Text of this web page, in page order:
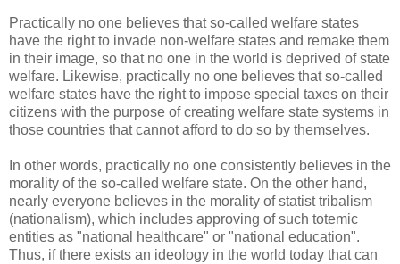
Practically no one believes that so-called welfare states
have the right to invade non-welfare states and remake them
in their image, so that no one in the world is deprived of state
welfare. Likewise, practically no one believes that so-called
welfare states have the right to impose special taxes on their
citizens with the purpose of creating welfare state systems in
those countries that cannot afford to do so by themselves.
In other words, practically no one consistently believes in the
morality of the so-called welfare state. On the other hand,
nearly everyone believes in the morality of statist tribalism
(nationalism), which includes approving of such totemic
entities as "national healthcare" or "national education".
Thus, if there exists an ideology in the world today that can